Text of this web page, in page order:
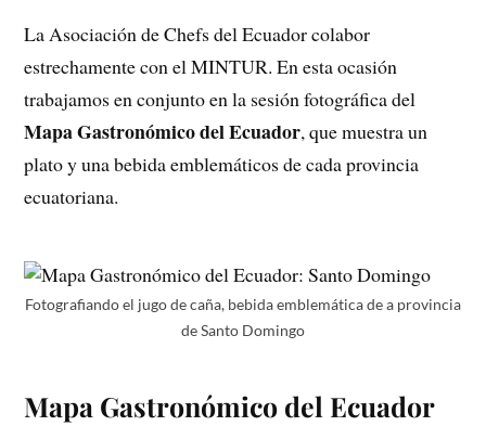
La Asociación de Chefs del Ecuador colabor
estrechamente con el MINTUR. En esta ocasión
trabajamos en conjunto en la sesión fotográfica del
Mapa Gastronómico del Ecuador, que muestra un
plato y una bebida emblemáticos de cada provincia
ecuatoriana.
Fotografiando el jugo de caña, bebida emblemática de a provincia
de Santo Domingo
Mapa Gastronómico del Ecuador